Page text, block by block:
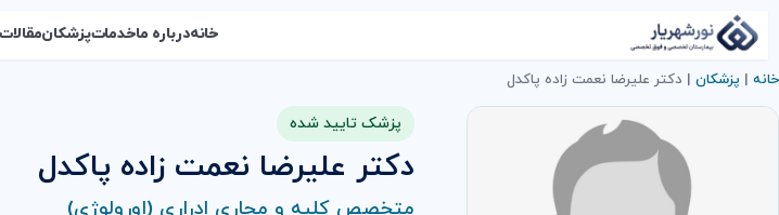
خانهدرباره ماخدماتپزشکانمقالات
خانه | پزشکان | دکتر علیرضا نعمت زاده پاکدل
پزشک تایید شده
دکتر علیرضا نعمت زاده پاکدل
متخصص کلیه و مجاری ادراری (اورولوژی)